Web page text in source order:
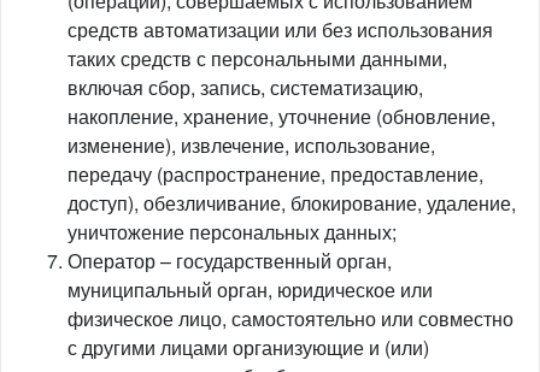
средств автоматизации или без использования
таких средств с персональными данными,
включая сбор, запись, систематизацию,
накопление, хранение, уточнение (обновление,
изменение), извлечение, использование,
передачу (распространение, предоставление,
доступ), обезличивание, блокирование, удаление,
уничтожение персональных данных;
Оператор – государственный орган,
муниципальный орган, юридическое или
физическое лицо, самостоятельно или совместно
с другими лицами организующие и (или)